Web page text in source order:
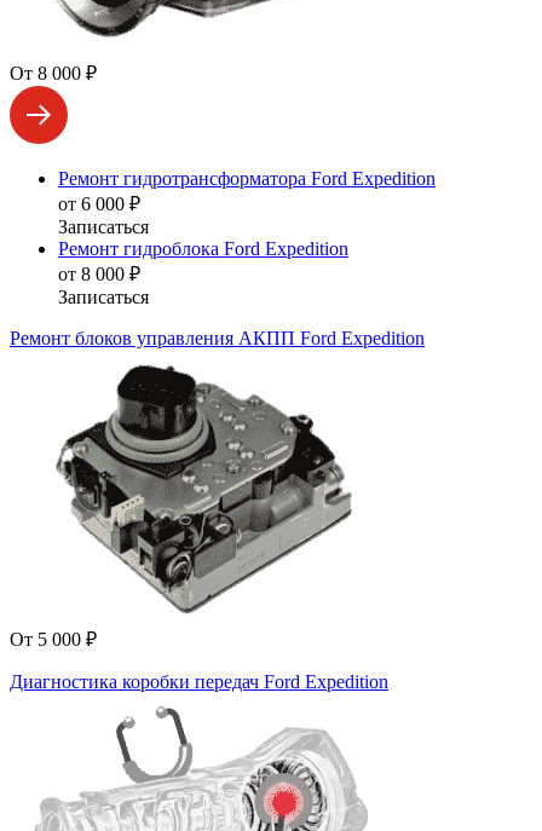
От 8 000 ₽
Ремонт гидротрансформатора Ford Expedition
от 6 000 ₽
Записаться
Ремонт гидроблока Ford Expedition
от 8 000 ₽
Записаться
Ремонт блоков управления АКПП Ford Expedition
От 5 000 ₽
Диагностика коробки передач Ford Expedition